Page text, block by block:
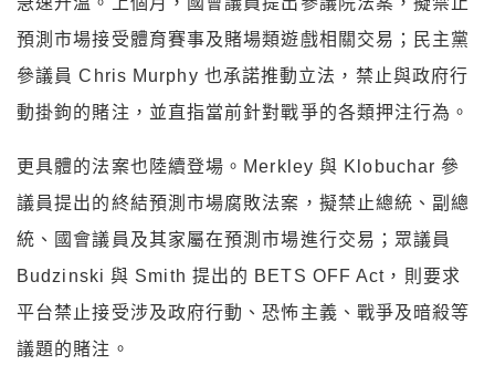
預測市場接受體育賽事及賭場類遊戲相關交易；民主黨
參議員 Chris Murphy 也承諾推動立法，禁止與政府行
動掛鉤的賭注，並直指當前針對戰爭的各類押注行為。
更具體的法案也陸續登場。Merkley 與 Klobuchar 參
議員提出的終結預測市場腐敗法案，擬禁止總統、副總
統、國會議員及其家屬在預測市場進行交易；眾議員
Budzinski 與 Smith 提出的 BETS OFF Act，則要求
平台禁止接受涉及政府行動、恐怖主義、戰爭及暗殺等
議題的賭注。